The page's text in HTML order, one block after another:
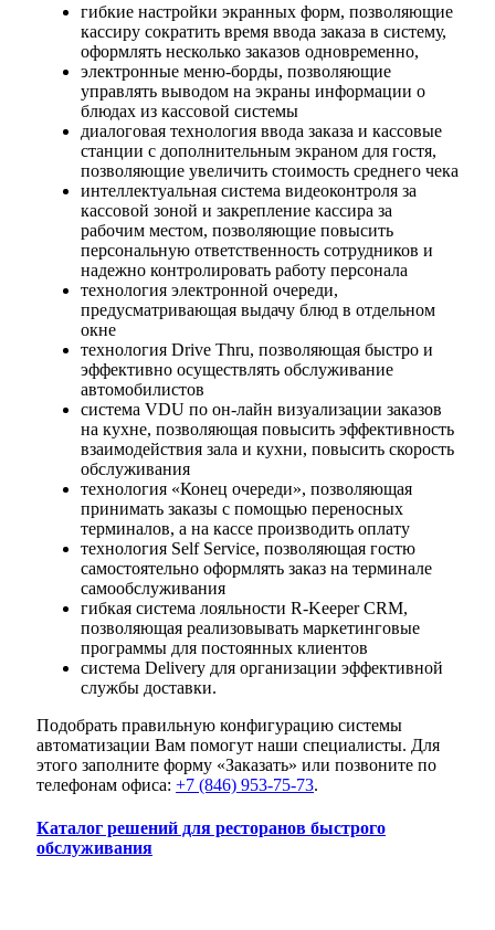
гибкие настройки экранных форм, позволяющие
кассиру сократить время ввода заказа в систему,
оформлять несколько заказов одновременно,
электронные меню-борды, позволяющие
управлять выводом на экраны информации о
блюдах из кассовой системы
диалоговая технология ввода заказа и кассовые
станции с дополнительным экраном для гостя,
позволяющие увеличить стоимость среднего чека
интеллектуальная система видеоконтроля за
кассовой зоной и закрепление кассира за
рабочим местом, позволяющие повысить
персональную ответственность сотрудников и
надежно контролировать работу персонала
технология электронной очереди,
предусматривающая выдачу блюд в отдельном
окне
технология Drive Thru, позволяющая быстро и
эффективно осуществлять обслуживание
автомобилистов
система VDU по он-лайн визуализации заказов
на кухне, позволяющая повысить эффективность
взаимодействия зала и кухни, повысить скорость
обслуживания
технология «Конец очереди», позволяющая
принимать заказы с помощью переносных
терминалов, а на кассе производить оплату
технология Self Service, позволяющая гостю
самостоятельно оформлять заказ на терминале
самообслуживания
гибкая система лояльности R-Keeper CRM,
позволяющая реализовывать маркетинговые
программы для постоянных клиентов
система Delivery для организации эффективной
службы доставки.
Подобрать правильную конфигурацию системы
автоматизации Вам помогут наши специалисты. Для
этого заполните форму «Заказать» или позвоните по
телефонам офиса: +7 (846) 953-75-73.
Каталог решений для ресторанов быстрого
обслуживания